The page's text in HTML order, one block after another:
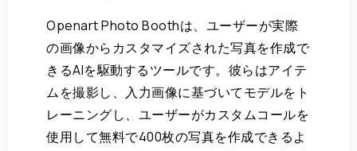
Openart Photo Boothは、ユーザーが実際
の画像からカスタマイズされた写真を作成で
きるAIを駆動するツールです。彼らはアイテ
ムを撮影し、入力画像に基づいてモデルをト
レーニングし、ユーザーがカスタムコールを
使用して無料で400枚の写真を作成できるよ